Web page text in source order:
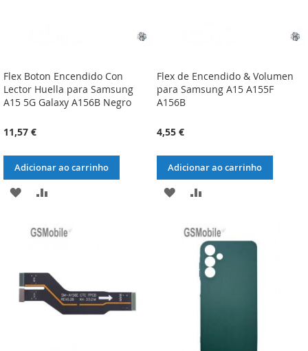
Flex Boton Encendido Con
Lector Huella para Samsung
A15 5G Galaxy A156B Negro
11,57 €
Adicionar ao carrinho
ADICIONAR
LISTA
DESEJOS
COMPARAÇÃO
Flex de Encendido & Volumen
para Samsung A15 A155F
A156B
4,55 €
Adicionar ao carrinho
ADICIONAR
LISTA
ADICIONAR
COMPARAÇÃO